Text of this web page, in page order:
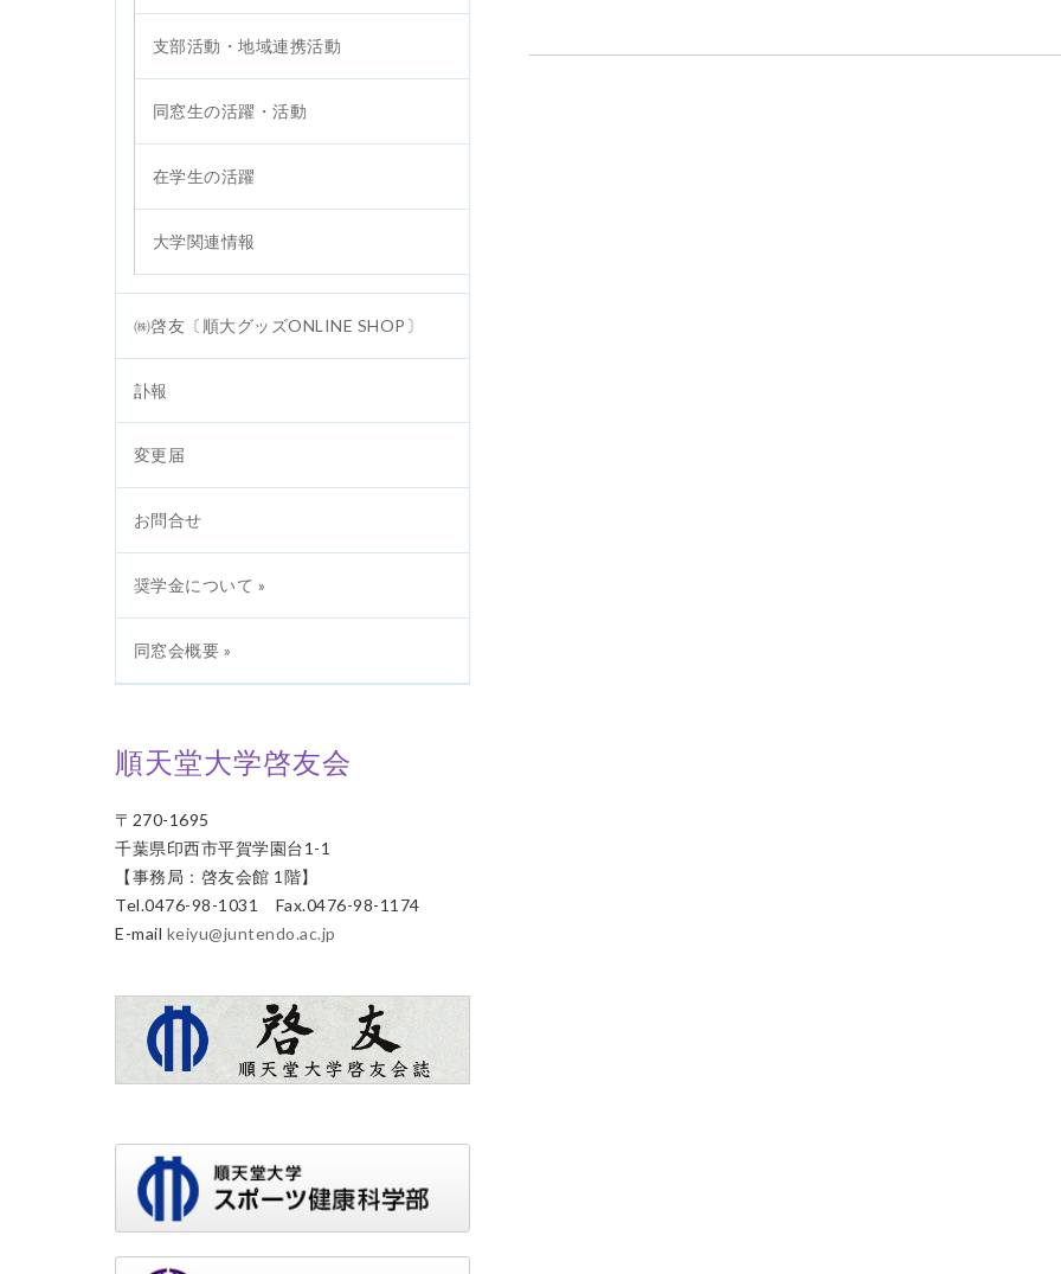
支部活動・地域連携活動
同窓生の活躍・活動
在学生の活躍
大学関連情報
㈱啓友〔順大グッズONLINE SHOP〕
訃報
変更届
お問合せ
奨学金について »
同窓会概要 »
順天堂大学啓友会
〒270-1695
千葉県印西市平賀学園台1-1
【事務局：啓友会館 1階】
Tel.0476-98-1031 Fax.0476-98-1174
E-mail keiyu@juntendo.ac.jp